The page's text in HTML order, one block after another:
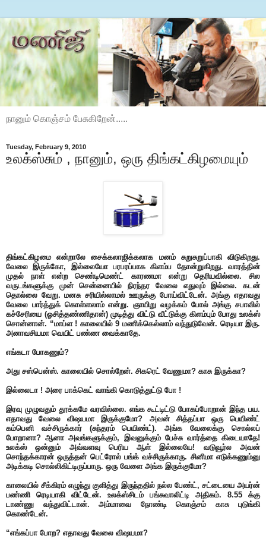
நானும் கொஞ்சம் பேசுகிறேன்.....
Tuesday, February 9, 2010
உலக்ஸ்சும் , நானும், ஒரு திங்கட்கிழமையும்
திங்கட்கிழமை என்றாலே சைக்கலாஜிக்கலாக மனம் சுறுசுறுப்பாகி விடுகிறது.
வேலை இருக்கோ, இல்லையோ பரபரப்பாக கிளம்ப தோன்றுகிறது. வாரத்தின்
முதல் நாள் என்ற செண்டிமெண்ட் காரணமா என்று தெரியவில்லை. சில
வருடங்களுக்கு முன் சென்னையில் நிரந்தர வேலை எதுவும் இல்லை. கடன்
தொல்லை வேறு. மனசு சரியில்லாமல் ஊருக்கு போய்விட்டேன். அங்கு எதாவது
வேலை பார்த்துக் கொள்ளலாம் என்று. ஞாயிறு வழக்கம் போல் அங்கு சபாவில்
கச்சேரியை (ஓசித்தண்ணிதான்) முடித்து விட்டு வீட்டுக்கு கிளம்பும் போது உலக்ஸ்
சொன்னான். “மாப்ள ! காலையில் 9 மணிக்கெல்லாம் வந்துடுவேன். ரெடியா இரு.
அனாவசியமா வெயிட் பண்ண வைக்காதே.
எங்கடா போகணும்?
அது சஸ்பென்ஸ். காலையில் சொல்றேன். சிகரெட் வேணுமா? காசு இருக்கா?
இல்லைடா ! அரை பாக்கெட் வாங்கி கொடுத்துட்டு போ !
இரவு முழுவதும் தூக்கமே வரவில்லை. எங்க கூட்டிட்டு போகப்போறான் இந்த பய.
எதாவது வேலை விஷயமா இருக்குமோ? அவன் சித்தப்பா ஒரு பெயிண்ட்
கம்பெனி வச்சிருக்கார் (சுந்தரம் பெயிண்ட்). அங்க வேலைக்கு சொல்லப்
போறானா? ஆனா அவங்களுக்கும், இவனுக்கும் பேச்சு வார்த்தை கிடையாதே!
உலக்ஸ் ஒன்னும் அவ்வளவு பெரிய ஆள் இல்லையே! வடுவூர்ல அவன்
சொந்தக்காரன் ஒருத்தன் பெட்ரோல் பங்க் வச்சிருக்காரு. சினிமா எடுக்கணும்னு
அடிக்கடி சொல்லிகிட்டிருப்பாரு. ஒரு வேளை அங்க இருக்குமோ?
காலையில் சீக்கிரம் எழுந்து குளித்து இருந்ததில் நல்ல பேண்ட், சட்டையை அயர்ன்
பண்ணி ரெடியாகி விட்டேன். உலக்ஸ்சிடம் பங்சுவாலிட்டி அதிகம். 8.55 க்கு
டாண்ணு வந்துவிட்டான். அம்மாவை நோண்டி கொஞ்சம் காசு புடுங்கி
கொண்டேன்.
“எங்கப்பா போற? எதாவது வேலை விஷயமா?